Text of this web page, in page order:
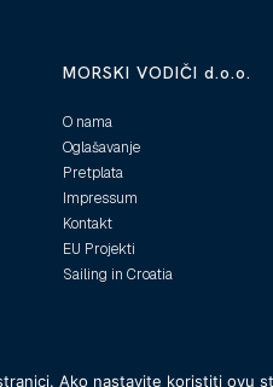
MORSKI VODIČI d.o.o.
O nama
Oglašavanje
Pretplata
Impressum
Kontakt
EU Projekti
Sailing in Croatia
Ako nastavite koristiti ovu